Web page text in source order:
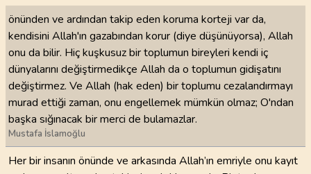
önünden ve ardından takip eden koruma korteji var da,
kendisini Allah'ın gazabından korur (diye düşünüyorsa), Allah
onu da bilir. Hiç kuşkusuz bir toplumun bireyleri kendi iç
dünyalarını değiştirmedikçe Allah da o toplumun gidişatını
değiştirmez. Ve Allah (hak eden) bir toplumu cezalandırmayı
murad ettiği zaman, onu engellemek mümkün olmaz; O'ndan
başka sığınacak bir merci de bulamazlar.
Mustafa İslamoğlu
Her bir insanın önünde ve arkasında Allah’ın emriyle onu kayıt